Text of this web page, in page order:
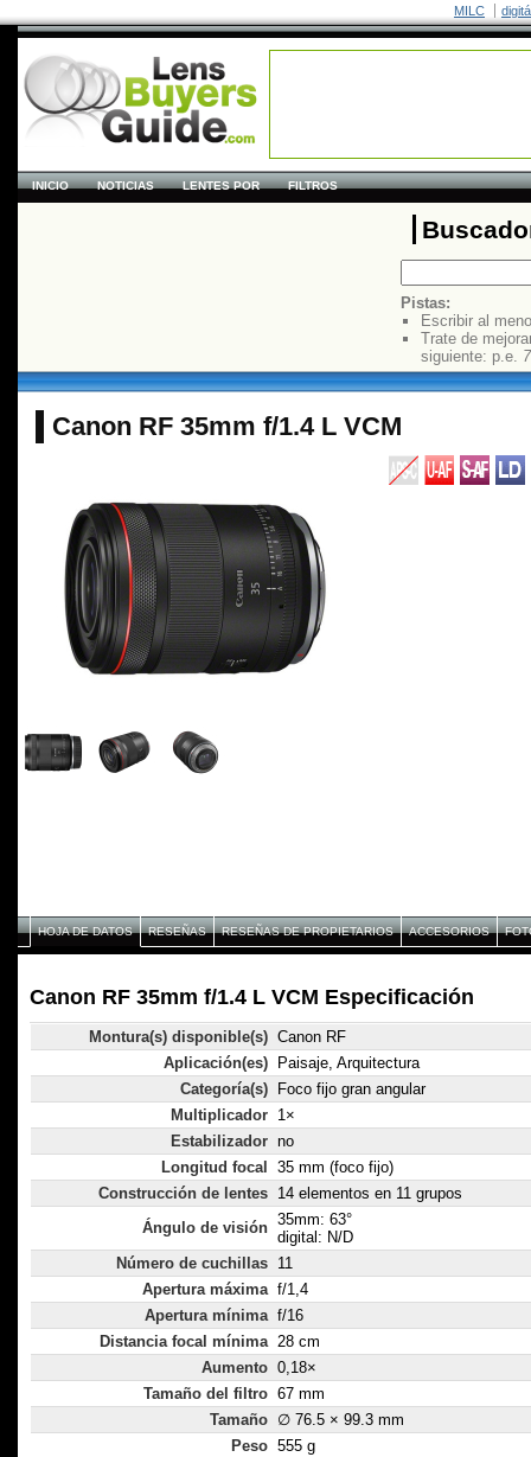
MILC
INICIO NOTICIAS LENTES POR FILTROS
Pistas:
Escribir al
Trate de
siguiente: p.e.
Canon RF 35mm f/1.4 L VCM
HOJA DE DATOS RESEÑAS RESEÑAS DE PROPIETARIOS ACCESORIOS
Canon RF 35mm f/1.4 L VCM Especificación
Montura(s) disponible(s) Canon RF
Aplicación(es)
Paisaje, Arquitectura
Categoría(s)
Foco fijo gran angular
Multiplicador 1×
Estabilizador no
Longitud focal
35 mm (foco fijo)
Construcción de lentes 14 elementos en 11 grupos
Ángulo de visión 35mm: 63°
digital: N/D
Número de cuchillas 11
Apertura máxima f/1,4
Apertura mínima f/16
Distancia focal mínima 28 cm
Aumento 0,18×
Tamaño del filtro 67 mm
Tamaño ∅ 76.5 × 99.3 mm
Peso 555 g